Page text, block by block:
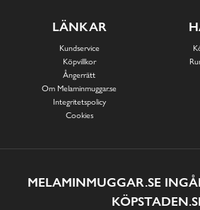
LÄNKAR
Kundservice
Köpvillkor
Ångerrätt
Om Melaminmuggar.se
Integritetspolicy
Cookies
MELAMINMUGGAR.SE